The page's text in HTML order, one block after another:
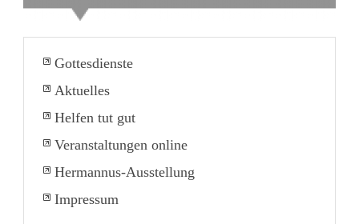
Gottesdienste
Aktuelles
Helfen tut gut
Veranstaltungen online
Hermannus-Ausstellung
Impressum